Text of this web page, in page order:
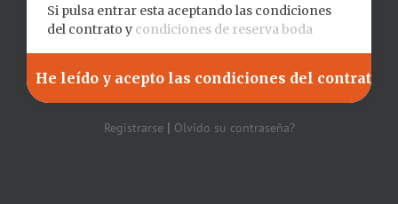
Si pulsa entrar esta aceptando las condiciones
del contrato y condiciones de reserva boda
Registrarse| Olvido su contraseña?